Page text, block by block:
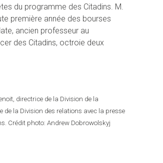
du programme des Citadins. M.
première année des bourses
ancien professeur au
des Citadins, octroie deux
directrice de la Division de la
la Division des relations avec la presse
Crédit photo: Andrew Dobrowolskyj